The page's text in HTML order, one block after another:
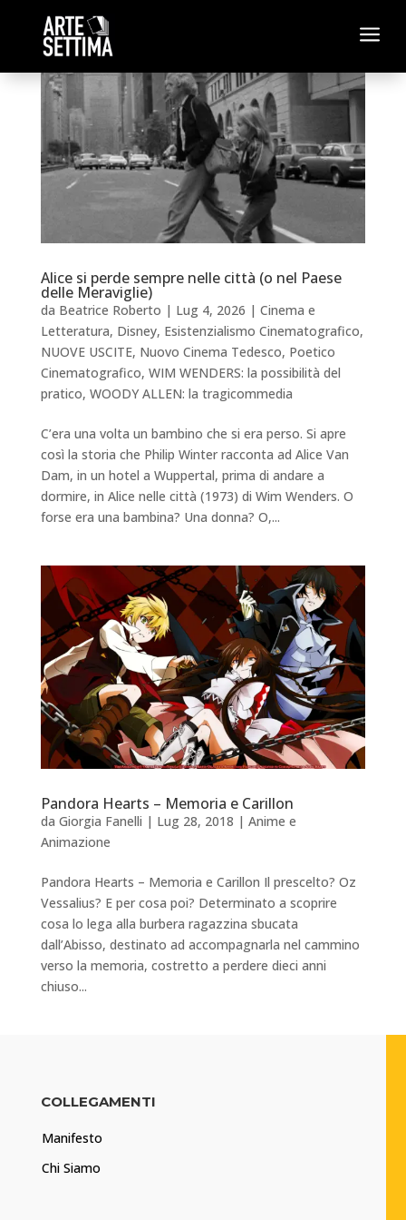
a
Alice si perde sempre nelle città (o nel Paese
delle Meraviglie)
da Beatrice Roberto | Lug 4, 2026 | Cinema e
Letteratura, Disney, Esistenzialismo Cinematografico,
NUOVE USCITE, Nuovo Cinema Tedesco, Poetico
Cinematografico, WIM WENDERS: la possibilità del
pratico, WOODY ALLEN: la tragicommedia
C’era una volta un bambino che si era perso. Si apre
così la storia che Philip Winter racconta ad Alice Van
Dam, in un hotel a Wuppertal, prima di andare a
dormire, in Alice nelle città (1973) di Wim Wenders. O
forse era una bambina? Una donna? O,...
Pandora Hearts – Memoria e Carillon
da Giorgia Fanelli | Lug 28, 2018 | Anime e
Animazione
Pandora Hearts – Memoria e Carillon Il prescelto? Oz
Vessalius? E per cosa poi? Determinato a scoprire
cosa lo lega alla burbera ragazzina sbucata
dall’Abisso, destinato ad accompagnarla nel cammino
verso la memoria, costretto a perdere dieci anni
chiuso...
COLLEGAMENTI
Manifesto
Chi Siamo